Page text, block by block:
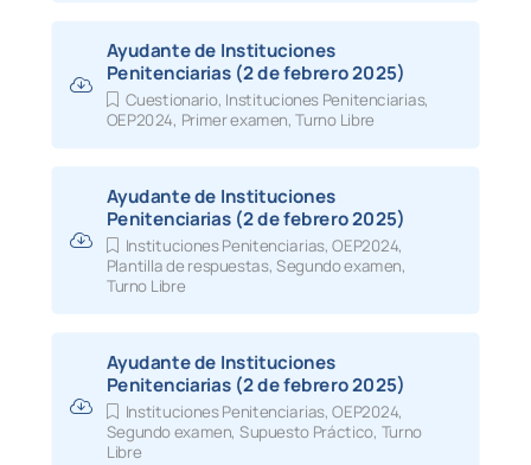
Ayudante de Instituciones
Penitenciarias (2 de febrero 2025)
Cuestionario, Instituciones Penitenciarias,
OEP2024, Primer examen,Turno Libre
Ayudante de Instituciones
Penitenciarias (2 de febrero 2025)
Instituciones Penitenciarias,OEP2024,
Plantilla de respuestas,Segundo examen,
Turno Libre
Ayudante de Instituciones
Penitenciarias (2 de febrero 2025)
Instituciones Penitenciarias,OEP2024,
Segundo examen, Supuesto Práctico, Turno
Libre